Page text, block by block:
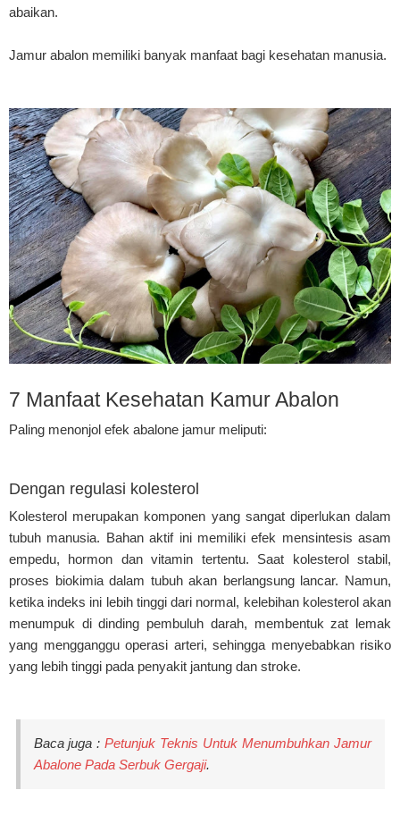
abaikan.
Jamur abalon memiliki banyak manfaat bagi kesehatan manusia.
7 Manfaat Kesehatan Kamur Abalon
Paling menonjol efek abalone jamur meliputi:
Dengan regulasi kolesterol
Kolesterol merupakan komponen yang sangat diperlukan dalam
tubuh manusia. Bahan aktif ini memiliki efek mensintesis asam
empedu, hormon dan vitamin tertentu. Saat kolesterol stabil,
proses biokimia dalam tubuh akan berlangsung lancar. Namun,
ketika indeks ini lebih tinggi dari normal, kelebihan kolesterol akan
menumpuk di dinding pembuluh darah, membentuk zat lemak
yang mengganggu operasi arteri, sehingga menyebabkan risiko
yang lebih tinggi pada penyakit jantung dan stroke.
Baca juga :Petunjuk Teknis Untuk Menumbuhkan Jamur
Abalone Pada Serbuk Gergaji.